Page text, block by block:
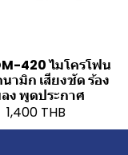
420 ไมโครโฟน
ามิก เสียงชัด ร้อง
ลง พูดประกาศ
1,400 THB